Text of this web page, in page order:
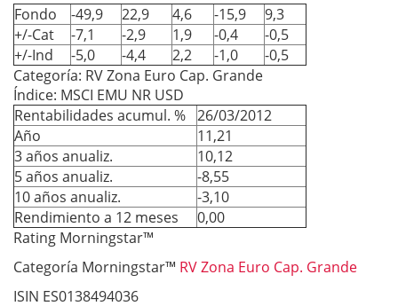
Fondo -49,9 22,9 4,6 -15,9
9,3
+/-Cat
-7,1 -2,9 1,9 -0,4
-0,5
+/-Ind
-5,0 -4,4 2,2 -1,0
-0,5
Categoría: RV Zona Euro Cap. Grande
Índice: MSCI EMU NR USD
Rentabilidades acumul. % 26/03/2012
Año
11,21
3 años anualiz.
10,12
5 años anualiz.
-8,55
10 años anualiz.
-3,10
Rendimiento a 12 meses
0,00
Rating Morningstar™
Categoría Morningstar™ RV Zona Euro Cap. Grande
ISIN ES0138494036